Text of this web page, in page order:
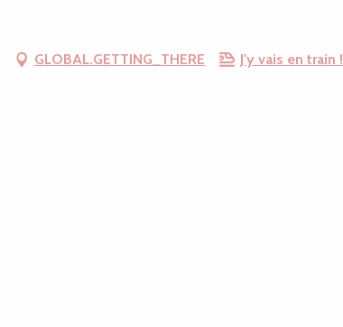
GLOBAL.GETTING_THERE J'y vais en train !